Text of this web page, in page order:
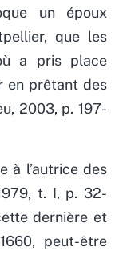
un époux
que les
a pris place
en prêtant des
2003, p. 197-
à l’autrice des
t. I, p. 32-
dernière et
peut-être